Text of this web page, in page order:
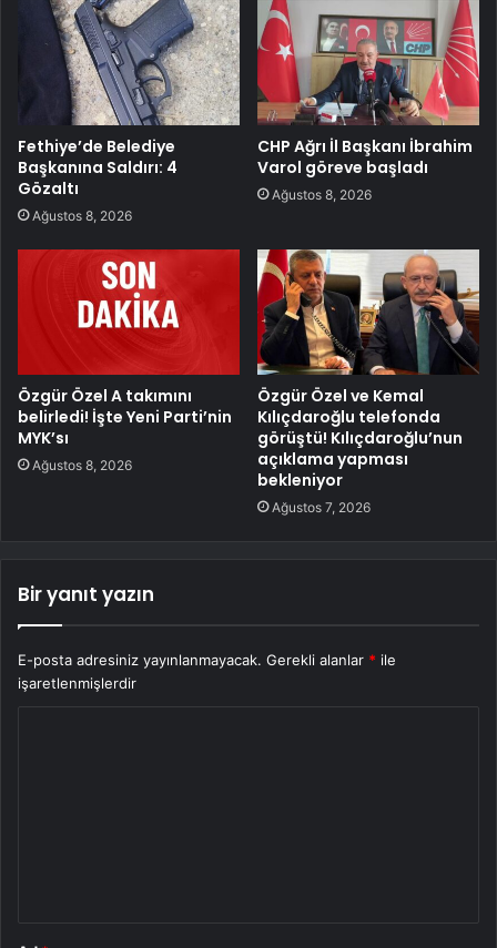
Fethiye’de Belediye
Başkanına Saldırı: 4
Gözaltı
Ağustos 8, 2026
CHP Ağrı İl Başkanı İbrahim
Varol göreve başladı
Ağustos 8, 2026
Özgür Özel A takımını
belirledi! İşte Yeni Parti’nin
MYK’sı
Ağustos 8, 2026
Özgür Özel ve Kemal
Kılıçdaroğlu telefonda
görüştü! Kılıçdaroğlu’nun
açıklama yapması
bekleniyor
Ağustos 7, 2026
Bir yanıt yazın
E-posta adresiniz yayınlanmayacak. Gerekli alanlar * ile
işaretlenmişlerdir